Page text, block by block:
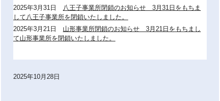
2025年3月31日
八王子事業所閉鎖のお知らせ 3月31日をもちま
して八王子事業所を閉鎖いたしました。
2025年3月21日 山形事業所閉鎖のお知らせ 3月21日をもちまし
て山形事業所を閉鎖いたしました。
2025年10月28日